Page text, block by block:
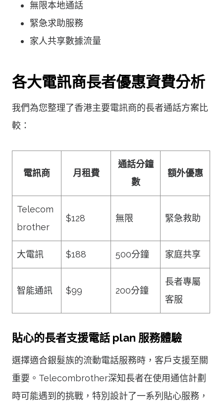
無限本地通話
緊急求助服務
家人共享數據流量
各大電訊商長者優惠資費分析
我們為您整理了香港主要電訊商的長者通話方案比
較：
電訊商 月租費
通話分鐘
數
額外優惠
Telecom
brother
$128 無限 緊急救助
大電訊 $188 500分鐘 家庭共享
智能通訊 $99 200分鐘
長者專屬
客服
貼心的長者支援電話 plan 服務體驗
選擇適合銀髮族的流動電話服務時，客戶支援至關
重要。Telecombrother深知長者在使用通信計劃
時可能遇到的挑戰，特別設計了一系列貼心服務，